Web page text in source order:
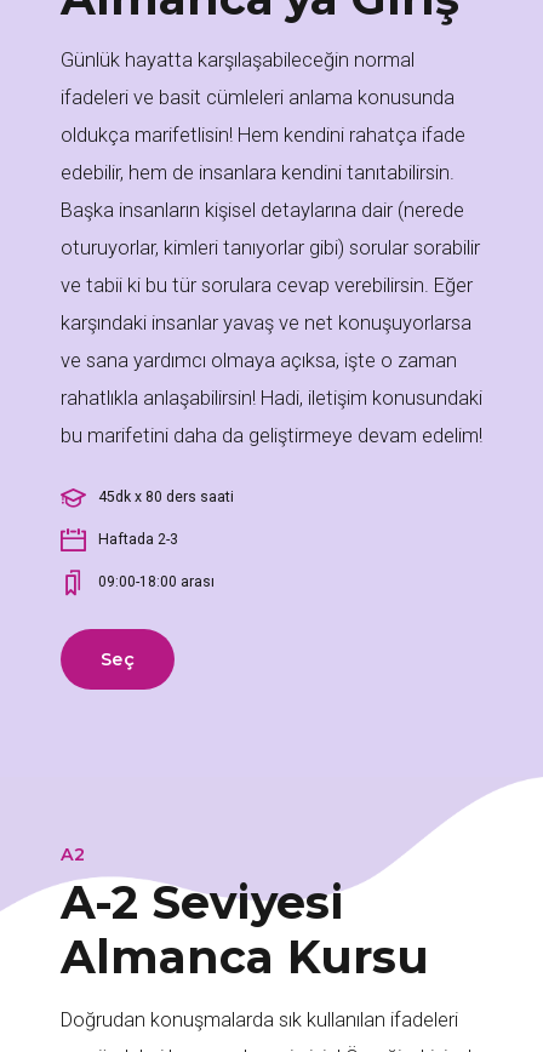
Günlük hayatta karşılaşabileceğin normal
ifadeleri ve basit cümleleri anlama konusunda
oldukça marifetlisin! Hem kendini rahatça ifade
edebilir, hem de insanlara kendini tanıtabilirsin.
Başka insanların kişisel detaylarına dair (nerede
oturuyorlar, kimleri tanıyorlar gibi) sorular sorabilir
ve tabii ki bu tür sorulara cevap verebilirsin. Eğer
karşındaki insanlar yavaş ve net konuşuyorlarsa
ve sana yardımcı olmaya açıksa, işte o zaman
rahatlıkla anlaşabilirsin! Hadi, iletişim konusundaki
bu marifetini daha da geliştirmeye devam edelim!
45dk x 80 ders saati
Haftada 2-3
09:00-18:00 arası
Seç
A2
A-2 Seviyesi
Almanca Kursu
Doğrudan konuşmalarda sık kullanılan ifadeleri